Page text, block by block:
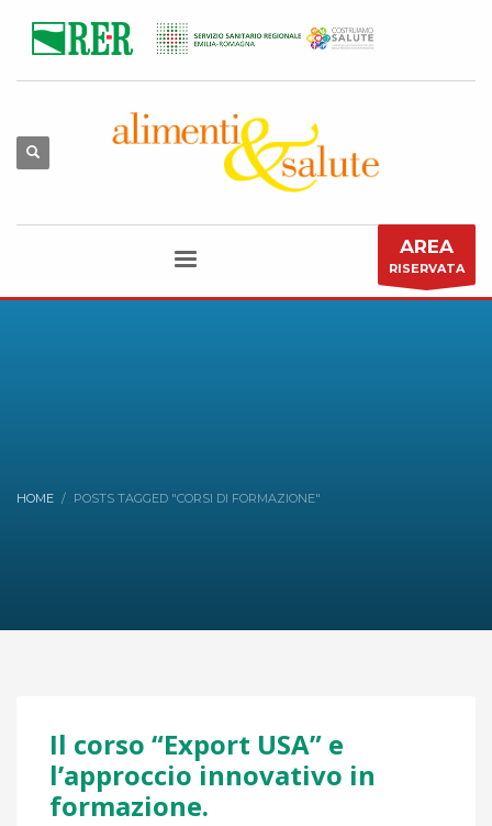
AREA
RISERVATA
HOME POSTS TAGGED "CORSI DI FORMAZIONE"
Il corso “Export USA” e
l’approccio innovativo in
formazione.